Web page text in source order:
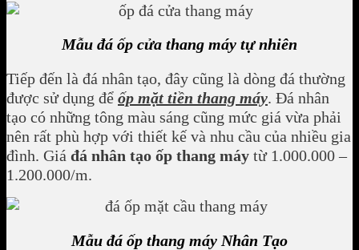
Mẫu đá ốp cửa thang máy tự nhiên
Tiếp đến là đá nhân tạo, đây cũng là dòng đá thường
được sử dụng để ốp mặt tiền thang máy. Đá nhân
tạo có những tông màu sáng cũng mức giá vừa phải
nên rất phù hợp với thiết kế và nhu cầu của nhiều gia
đình. Giá đá nhân tạo ốp thang máy từ 1.000.000 –
1.200.000/m.
Mẫu đá ốp thang máy Nhân Tạo